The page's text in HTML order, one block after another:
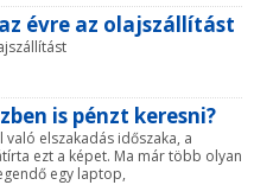
évre az olajszállítást
is pénzt keresni?
elszakadás időszaka, a
ezt a képet. Ma már több olyan
egy laptop,